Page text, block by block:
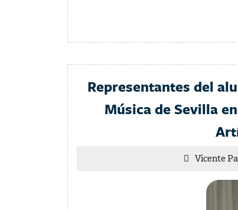
Representantes del
Música de Sevilla
Vicente